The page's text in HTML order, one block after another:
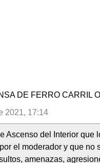
DE FERRO CARRIL
2021, 17:14
Ascenso del Interior que
el moderador y que no
amenazas,